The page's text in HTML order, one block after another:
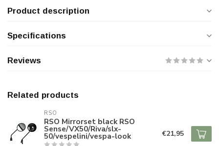
Product description
Specifications
Reviews
Related products
RSO
RSO Mirrorset black RSO
Sense/VX50/Riva/slx-
50/vespelini/vespa-look €21,95